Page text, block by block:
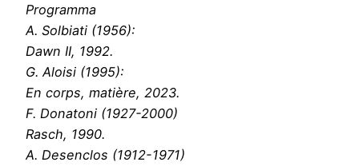
Programma
A. Solbiati (1956):
Dawn II, 1992.
G. Aloisi (1995):
En corps, matière, 2023.
F. Donatoni (1927-2000)
Rasch, 1990.
A. Desenclos (1912-1971)